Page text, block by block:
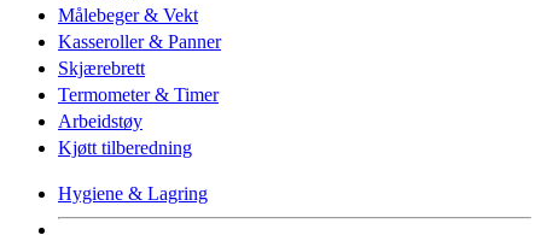
Målebeger & Vekt
Kasseroller & Panner
Skjærebrett
Termometer & Timer
Arbeidstøy
Kjøtt tilberedning
Hygiene & Lagring